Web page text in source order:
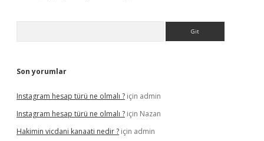
Son yorumlar
Instagram hesap türü ne olmalı ? için admin
Instagram hesap türü ne olmalı ? için Nazan
Hakimin vicdani kanaati nedir ? için admin